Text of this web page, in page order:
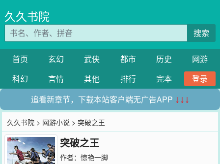
久久书院
搜索
首页 玄幻 武侠 都市 历史
网游
科幻
言情 其他 排行 完本
登录
追看新章节，下载本站客户端无广告APP ↓↓↓
久久书院 > 网游小说 > 突破之王
突破之王
作者： 惊艳一脚